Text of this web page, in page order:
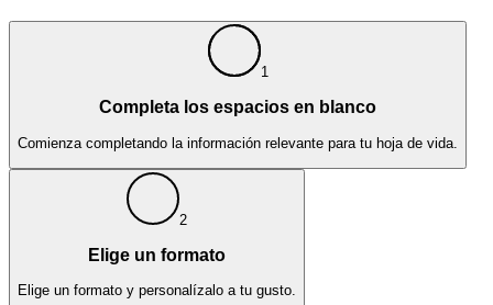
1
Completa los espacios en blanco
Comienza completando la información relevante para tu hoja de vida.
2
Elige un formato
Elige un formato y personalízalo a tu gusto.